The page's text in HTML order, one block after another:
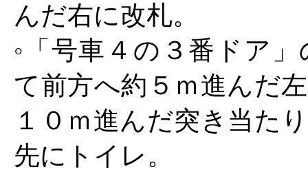
んだ右に改札。
◦「号車４の３番ドア
て前方へ約５ｍ進んだ
１０ｍ進んだ突き当た
先にトイレ。